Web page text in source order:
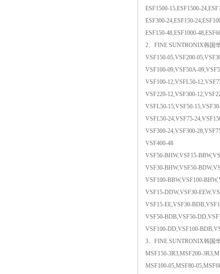
ESF1500-15,ESF1500-
ESF300-24,ESF150-
ESF150-48,ESF1000-
2、FINE SUNTRONIX韩国
VSF150-05,VSF200-
VSF100-09,VSF50A-
VSF100-12,VSFL50-
VSF220-12,VSF300-
VSFL50-15,VSF50-
VSFL50-24,VSF75-
VSF300-24,VSF300-
VSF400-48
VSF50-BHW,VSF15-
VSF30-BHW,VSF50-
VSF100-BBW,VSF100-
VSF15-DDW,VSF30-
VSF15-EE,VSF30-
VSF50-BDB,VSF50-
VSF100-DD,VSF100-
3、FINE SUNTRONIX韩国
MSF150-3R3,MSF200-
MSF100-05,MSF80-